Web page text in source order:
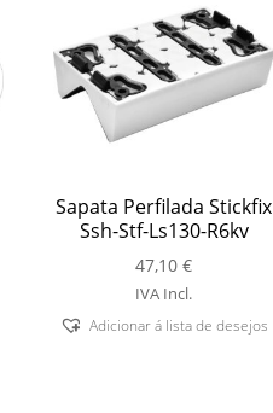
Sapata Perfilada Stickfix
Ssh-Stf-Ls130-R6kv
47,10€
IVA Incl.
Adicionar á lista de desejos